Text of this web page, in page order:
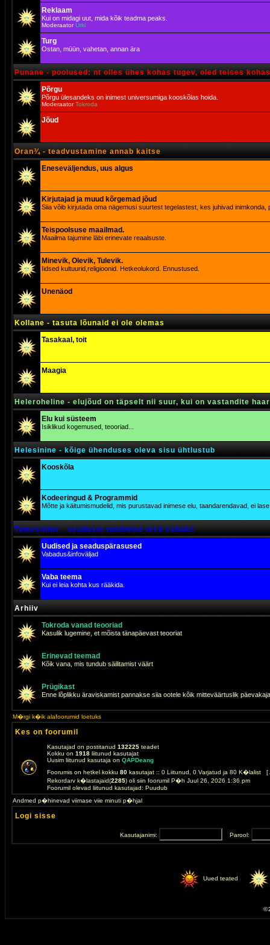
Reklaam
Kui on midagi uut, mida kõik teadma peaks.
ModeraatorUrki
Turg
Ostan, müün, vahetan, annan ära
Punane - poolused: nt olles ühes kohas tugev, oled teises
Põrgu
Põrgu ülesandeks on inimest universumiga kooskõlas hoida.
ModeraatorTokroda
Jõud
Oran¾ - teadvustamine annab kaitse
Eneseväljendus, uus algus
Kirjutajad ja muud kõrgemad jõud
Siia võib kirjutada oma nägemusi suurtest tegelastest, kes juhivad inimkonda,
Teispoolsuse maailmad.
Maailma tajumine läbi erinevate reaalsuste.
Minevik, Olevik, Tulevik.
Iidsed kultuurid,religioonid. Hetkeolukord. Ennustused.
Unenäod
Kollane - tasuta lõunaid ei ole olemas
Tasakaal, toit
Maagia
Heleroheline - elujõud on täpselt nii suur, kui on vastandite
Elu kui süsteem
Isiklikud kogemused, teooriad...
Helesinine - kõige ühenduses oleva sisu ühtlustub
Kooskõla
Kodeeringud & Programmid
Mõtte ja käitumismudelid, mis purustavad inimese elu, taandarendavad, ei
Tumesinine - seaduste tundmine teeb vabaks
Uudised ja seaduspärasused
Vabadus&infoväljad
Vaba teema
Kui ei leia kohta kus rääkida.
Arhiiv
Tokroda vanad teooriad
Kasulik lugemine, et mõista tänapäevast teooriat
Erinevad teemad
Kõik vana, mis tundub säilitamist väärt
Prügikast
Enne lõplikku äraviskamist pannakse siia ootele kõik mitteväärtuslik
M�rgi k�ik alafoorumid loetuks
Kes on foorumil
Kasutajad on postitanud 132225 teadet
Kokku on 1918 liitunud kasutajat
Uusim liitunud kasutaja on QAPDeang
Foorumis on hetkel kokku 80 kasutajat :: 0 Liitunud, 0 Varjatud ja 80 K�lalist [
Rekordarv k�lastajaid(2285) oli siin foorumil P�h Juul 26, 2026 1:36 pm
Foorumil olevad liitunud kasutajad: Puudub
Andmed p�hinevad viimase viie minuti p�hjal
Logi sisse
Kasutajanimi: Parool:
Uued teated
©